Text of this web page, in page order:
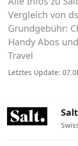
Abos für
Watches
Alle
Vergleich von
Grundgebühr:
Handy Abos
Travel
Letztes Update:
Salt